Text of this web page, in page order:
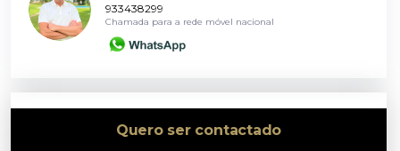
933438299
Chamada para a rede móvel nacional
Quero ser contactado